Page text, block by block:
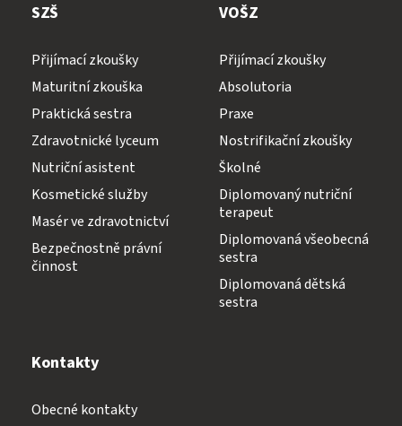
SZŠ
Přijímací zkoušky
Maturitní zkouška
Praktická sestra
Zdravotnické lyceum
Nutriční asistent
Kosmetické služby
Masér ve zdravotnictví
Bezpečnostně právní
činnost
VOŠZ
Přijímací zkoušky
Absolutoria
Praxe
Nostrifikační zkoušky
Školné
Diplomovaný nutriční
terapeut
Diplomovaná všeobecná
sestra
Diplomovaná dětská
sestra
Kontakty
Obecné kontakty